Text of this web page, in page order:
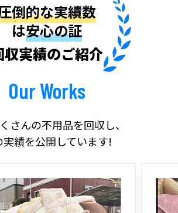
倒的な実績数
は安心の証
収実績のご紹介
Our Works
さんの不用品を回収し、
実績を公開しています!